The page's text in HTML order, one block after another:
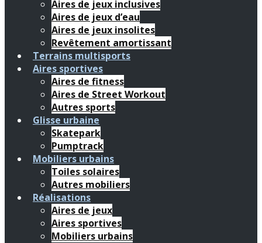
Aires de jeux inclusives
Aires de jeux d’eau
Aires de jeux insolites
Revêtement amortissant
Terrains multisports
Aires sportives
Aires de fitness
Aires de Street Workout
Autres sports
Glisse urbaine
Skatepark
Pumptrack
Mobiliers urbains
Toiles solaires
Autres mobiliers
Réalisations
Aires de jeux
Aires sportives
Mobiliers urbains